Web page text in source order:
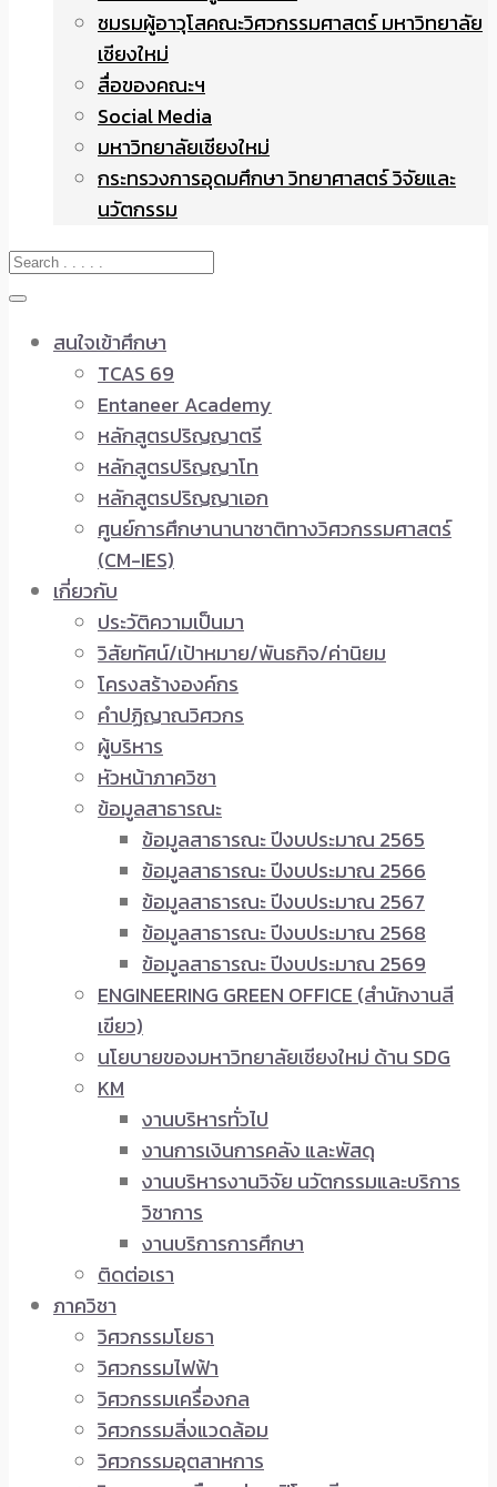
ชมรมผู้อาวุโสคณะวิศวกรรมศาสตร์ มหาวิทยาลัย
เชียงใหม่
สื่อของคณะฯ
Social Media
มหาวิทยาลัยเชียงใหม่
กระทรวงการอุดมศึกษา วิทยาศาสตร์ วิจัยและ
นวัตกรรม
สนใจเข้าศึกษา
TCAS 69
Entaneer Academy
หลักสูตรปริญญาตรี
หลักสูตรปริญญาโท
หลักสูตรปริญญาเอก
ศูนย์การศึกษานานาชาติทางวิศวกรรมศาสตร์
(CM-IES)
เกี่ยวกับ
ประวัติความเป็นมา
วิสัยทัศน์/เป้าหมาย/พันธกิจ/ค่านิยม
โครงสร้างองค์กร
คำปฏิญาณวิศวกร
ผู้บริหาร
หัวหน้าภาควิชา
ข้อมูลสาธารณะ
ข้อมูลสาธารณะ ปีงบประมาณ 2565
ข้อมูลสาธารณะ ปีงบประมาณ 2566
ข้อมูลสาธารณะ ปีงบประมาณ 2567
ข้อมูลสาธารณะ ปีงบประมาณ 2568
ข้อมูลสาธารณะ ปีงบประมาณ 2569
ENGINEERING GREEN OFFICE (สำนักงานสี
เขียว)
นโยบายของมหาวิทยาลัยเชียงใหม่ ด้าน SDG
KM
งานบริหารทั่วไป
งานการเงินการคลัง และพัสดุ
งานบริหารงานวิจัย นวัตกรรมและบริการ
วิชาการ
งานบริการการศึกษา
ติดต่อเรา
ภาควิชา
วิศวกรรมโยธา
วิศวกรรมไฟฟ้า
วิศวกรรมเครื่องกล
วิศวกรรมสิ่งแวดล้อม
วิศวกรรมอุตสาหการ